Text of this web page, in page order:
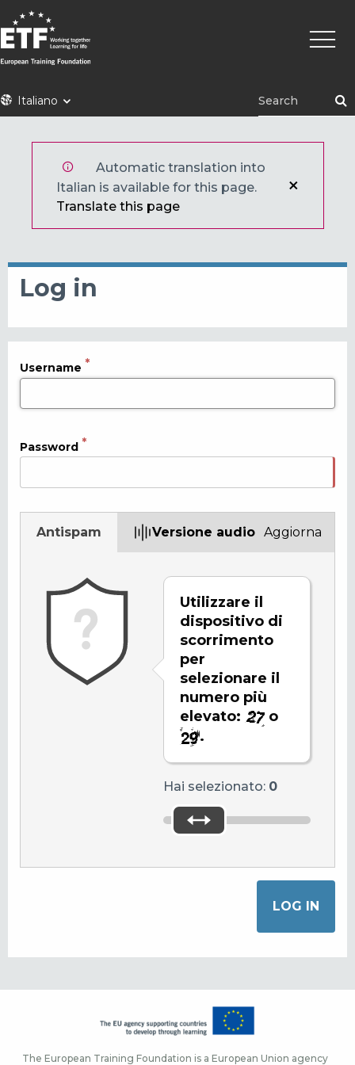
Skip
to
main
content
ETFItaliano
Main
Automatic translation into
Italian is available for this page.
Translate this page
Log in
Username
Password
Antispam Versione audio
Utilizzare il
dispositivo di
scorrimento
per
selezionare il
numero più
elevato:
o
.
Hai selezionato: 0
Aggiorna
The European Training Foundation is a European Union agency